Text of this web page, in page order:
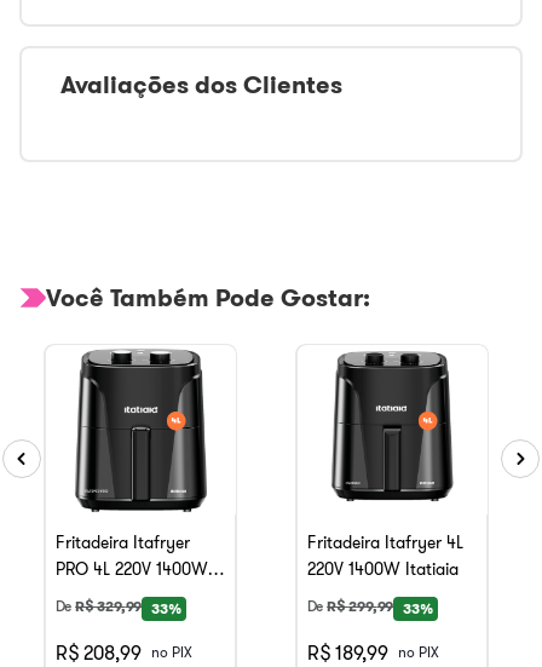
Avaliações dos Clientes
Você Também Pode Gostar:
Fritadeira Itafryer
PRO 4L 220V 1400W
Itatiaia
DeR$329,99 33%
R$ 208,99
no PIX
Fritadeira Itafryer 4L
220V 1400W Itatiaia
DeR$299,99 33%
R$ 189,99
no PIX